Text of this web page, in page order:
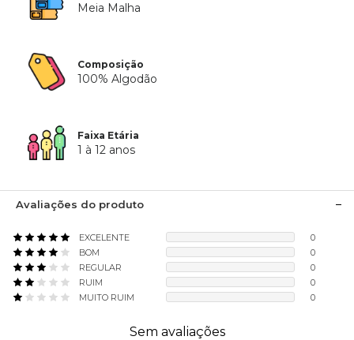
Meia Malha
Composição
100% Algodão
Faixa Etária
1 à 12 anos
Avaliações do produto
EXCELENTE
0
BOM
0
REGULAR
0
RUIM
0
MUITO RUIM
0
Sem avaliações